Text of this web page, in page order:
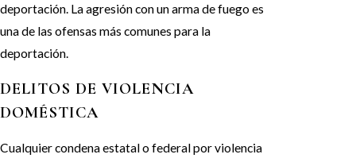
deportación. La agresión con un arma de fuego es
una de las ofensas más comunes para la
deportación.
DELITOS DE VIOLENCIA
DOMÉSTICA
Cualquier condena estatal o federal por violencia